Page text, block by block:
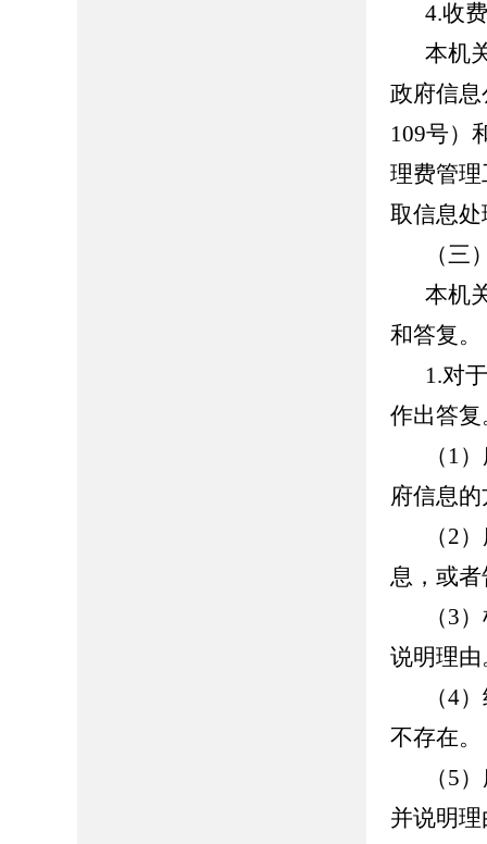
4.收
本机
政府信
109号）
理费管
取信息
（
本机
和答复。
1.对
作出答复
（1
府信息
（2
息，或
（3
说明理由
（4
不存在。
（5
并说明